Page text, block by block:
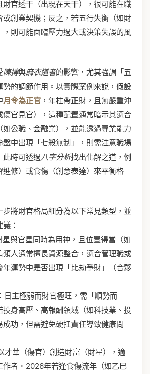
財官透干（出現在天干），很可能在職
或創業契機；反之，若五行失衡（如財
，則可能面臨壓力過大或決策失誤的風
陳摶與麻衣道者的影響，尤其強調「五
勢的調節作用。以實際案例來說，假設
月令為正官 ，年柱帶正財，且無嚴重沖
傷官見官），這種配置通常暗示其適合
公職、金融業），並能透過專業能力
盤中出現「七殺無制」，則需注意職場
此時可透過八字分析找出化解之道，例
進修）或食傷（創意表達）來平衡格
步將財官格局細分為以下常見類型，並
：
星與官星同時為用神，且位置得當（如
類人通常擅長資源整合，適合管理職或
年運勢中是否出現「比劫爭財」（合夥
日主極弱而財官極旺，需「順勢而
投身高壓、高報酬領域（如科技業、投
功，但需避免硬扛責任導致健康問
才華（傷官）創造財富（財星），適
作者。2026年若逢食傷流年（如乙巳